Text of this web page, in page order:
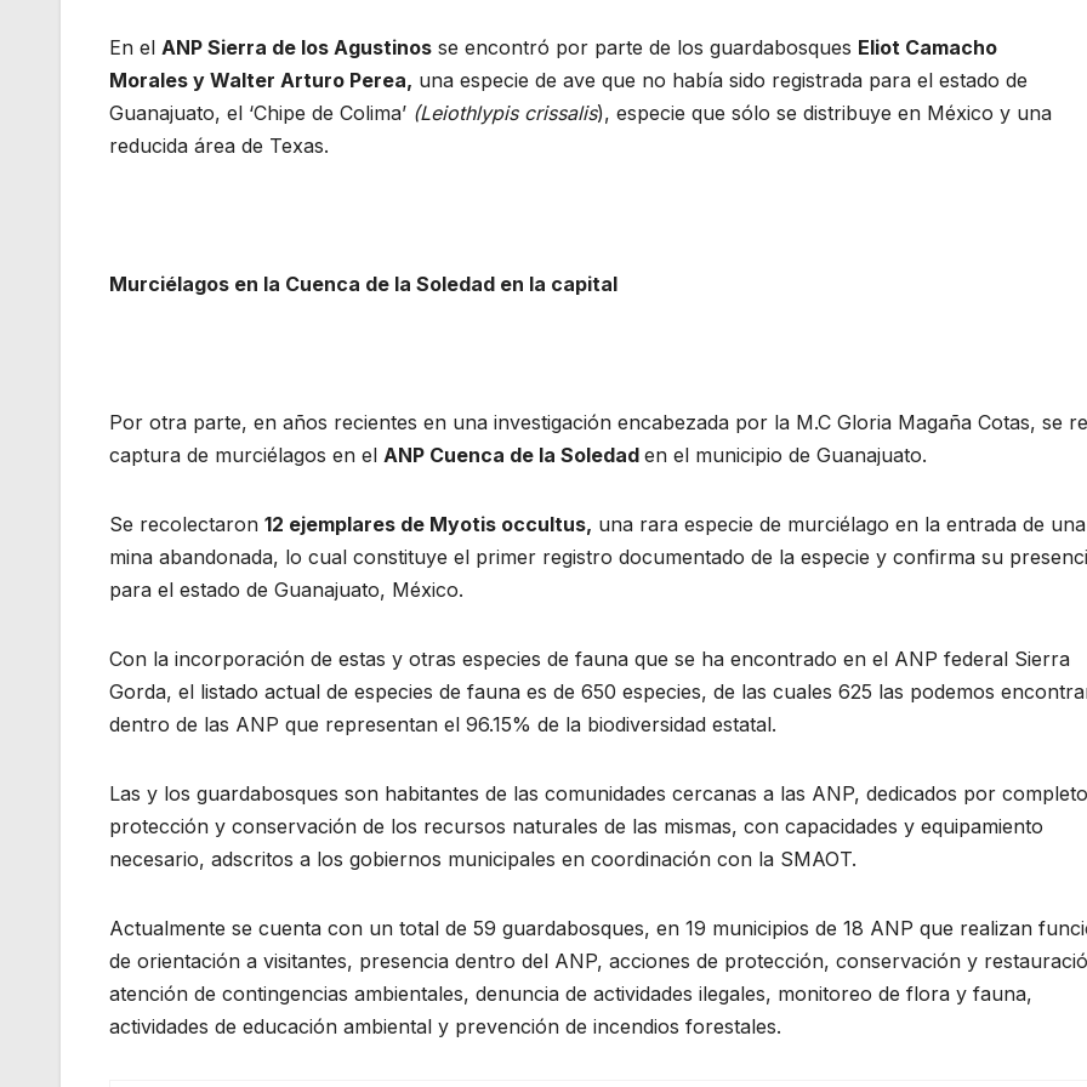
En el ANP Sierra de los Agustinos se encontró por parte de los guardabosques Eliot Camacho
Morales y Walter Arturo Perea, una especie de ave que no había sido registrada para el estado de
Guanajuato, el ‘Chipe de Colima’ (Leiothlypis crissalis), especie que sólo se distribuye en México y una
reducida área de Texas.
Murciélagos en la Cuenca de la Soledad en la capital
Por otra parte, en años recientes en una investigación encabezada por la M.C Gloria Magaña Cotas, se
captura de murciélagos en el ANP Cuenca de la Soledad en el municipio de Guanajuato.
Se recolectaron 12 ejemplares de Myotis occultus, una rara especie de murciélago en la entrada de una
mina abandonada, lo cual constituye el primer registro documentado de la especie y confirma su
para el estado de Guanajuato, México.
Con la incorporación de estas y otras especies de fauna que se ha encontrado en el ANP federal Sierra
Gorda, el listado actual de especies de fauna es de 650 especies, de las cuales 625 las podemos
dentro de las ANP que representan el 96.15% de la biodiversidad estatal.
Las y los guardabosques son habitantes de las comunidades cercanas a las ANP, dedicados por
protección y conservación de los recursos naturales de las mismas, con capacidades y equipamiento
necesario, adscritos a los gobiernos municipales en coordinación con la SMAOT.
Actualmente se cuenta con un total de 59 guardabosques, en 19 municipios de 18 ANP que realizan
de orientación a visitantes, presencia dentro del ANP, acciones de protección, conservación y
atención de contingencias ambientales, denuncia de actividades ilegales, monitoreo de flora y fauna,
actividades de educación ambiental y prevención de incendios forestales.